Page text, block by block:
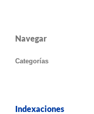
Navegar
Categorías
Indexaciones